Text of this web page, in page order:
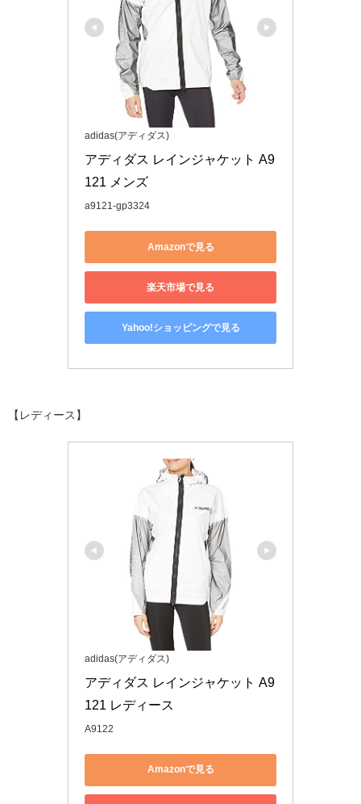
adidas(アディダス)
アディダス レインジャケット A9
121 メンズ
a9121-gp3324
Amazonで見る
楽天市場で見る
Yahoo!ショッピングで見る
【レディース】
adidas(アディダス)
アディダス レインジャケット A9
121 レディース
A9122
Amazonで見る